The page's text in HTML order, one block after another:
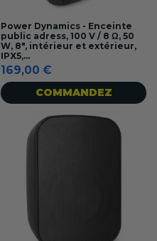
Power Dynamics - Enceinte
public adress, 100 V / 8 Ω, 50
W, 8", intérieur et extérieur,
IPX5,...
169,00 €
COMMANDEZ